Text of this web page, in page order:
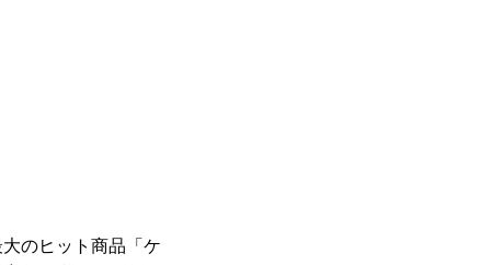
のヒット商品「ケ